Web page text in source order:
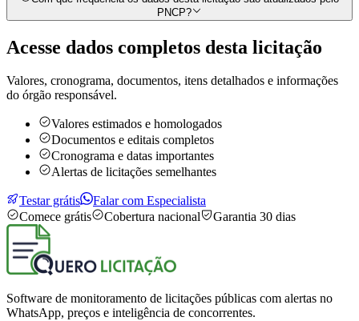
PNCP?
Acesse dados completos desta licitação
Valores, cronograma, documentos, itens detalhados e informações
do órgão responsável.
Valores estimados e homologados
Documentos e editais completos
Cronograma e datas importantes
Alertas de licitações semelhantes
Testar grátis
Falar com Especialista
Comece grátis
Cobertura nacional Garantia 30 dias
Software de monitoramento de licitações públicas com alertas no
WhatsApp, preços e inteligência de concorrentes.